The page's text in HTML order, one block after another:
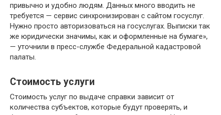
привычно и удобно людям. Данных много вводить не
требуется — сервис синхронизирован с сайтом госуслуг.
Нужно просто авторизоваться на госуслугах. Выписки так
же юридически значимы, как и оформленные на бумаге»,
— уточнили в пресс-службе Федеральной кадастровой
палаты.
Стоимость услуги
Стоимость услуг по выдаче справки зависит от
количества субъектов, которые будут проверять, и